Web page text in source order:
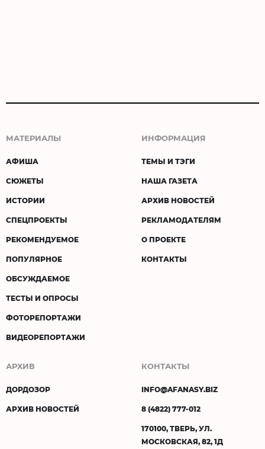
МАТЕРИАЛЫ
АФИША
СЮЖЕТЫ
ИСТОРИИ
СПЕЦПРОЕКТЫ
РЕКОМЕНДУЕМОЕ
ПОПУЛЯРНОЕ
ОБСУЖДАЕМОЕ
ТЕСТЫ И ОПРОСЫ
ФОТОРЕПОРТАЖИ
ВИДЕОРЕПОРТАЖИ
ИНФОРМАЦИЯ
ТЕМЫ И ТЭГИ
НАША ГАЗЕТА
АРХИВ НОВОСТЕЙ
РЕКЛАМОДАТЕЛЯМ
О ПРОЕКТЕ
КОНТАКТЫ
АРХИВ
ДОРДОЗОР
АРХИВ НОВОСТЕЙ
КОНТАКТЫ
INFO@AFANASY.BIZ
8 (4822) 777-012
170100, ТВЕРЬ, УЛ.
МОСКОВСКАЯ, 82, 1Д